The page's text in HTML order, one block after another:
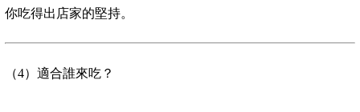
你吃得出店家的堅持。
（4）適合誰來吃？